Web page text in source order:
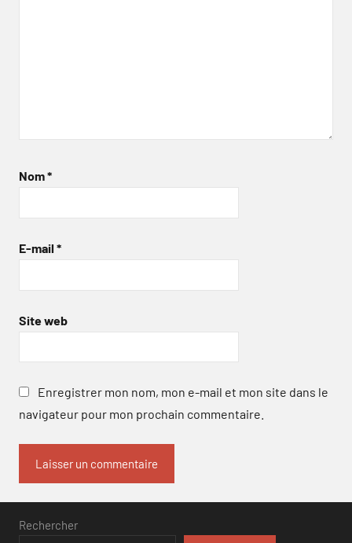
Nom*
E-mail *
Site web
Enregistrer mon nom, mon e-mail et mon site dans le
navigateur pour mon prochain commentaire.
Rechercher